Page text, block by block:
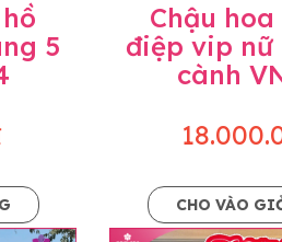
5
Chậu
điệp vip nữ
cành
CHO VÀO